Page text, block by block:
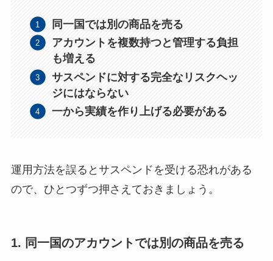
同一国では別の商品を売る
アカウントを複数持つと管理する負担
も増える
サスペンドに対する完全なリスクヘッ
ジにはならない
一から実績を作り上げる必要がある
運用方法を誤るとサスペンドを受ける恐れがある
ので、ひとつずつ押さえておきましょう。
1. 同一国のアカウントでは別の商品を売る